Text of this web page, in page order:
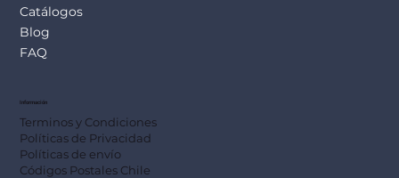
Catálogos
Blog
FAQ
Información
Terminos y Condiciones
Políticas de Privacidad
Políticas de envío
Códigos Postales Chile